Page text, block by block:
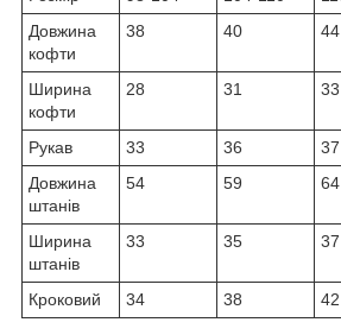
Довжина
кофти
38 40 44
Ширина
кофти
28 31 33
Рукав 33 36 37
Довжина
штанів
54 59 64
Ширина
штанів
33 35 37
Кроковий 34 38 42